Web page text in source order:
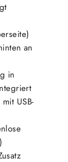
an
in
USB-